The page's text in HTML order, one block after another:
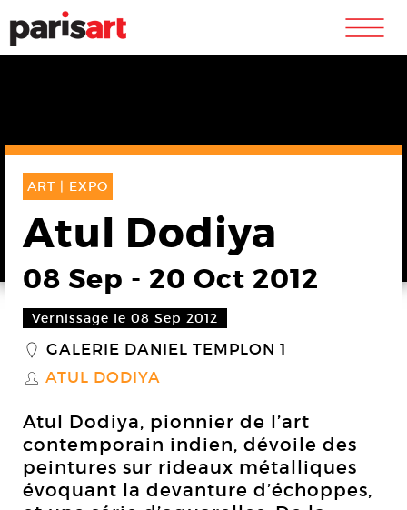
m
ART | EXPO
Atul Dodiya
08 Sep - 20 Oct 2012
Vernissage le 08 Sep 2012
_ GALERIE DANIEL TEMPLON 1
S ATUL DODIYA
Atul Dodiya, pionnier de l’art
contemporain indien, dévoile des
peintures sur rideaux métalliques
évoquant la devanture d’échoppes,